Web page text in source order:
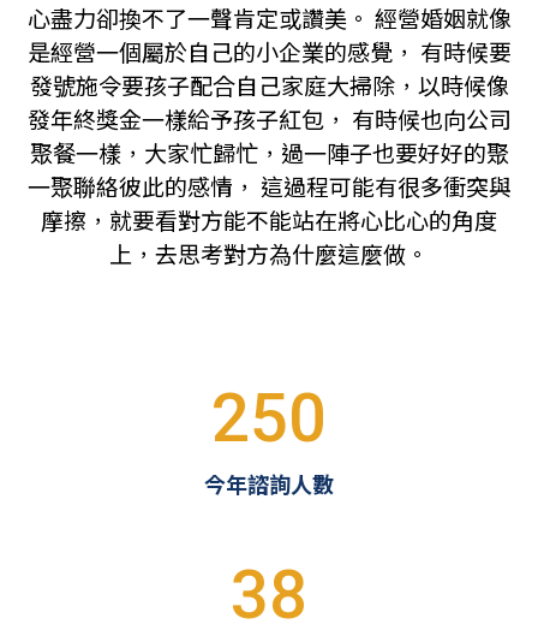
心盡力卻換不了一聲肯定或讚美。 經營婚姻就像
是經營一個屬於自己的小企業的感覺， 有時候要
發號施令要孩子配合自己家庭大掃除，以時候像
發年終獎金一樣給予孩子紅包， 有時候也向公司
聚餐一樣，大家忙歸忙，過一陣子也要好好的聚
一聚聯絡彼此的感情， 這過程可能有很多衝突與
摩擦，就要看對方能不能站在將心比心的角度
上，去思考對方為什麼這麼做。
250
今年諮詢人數
38